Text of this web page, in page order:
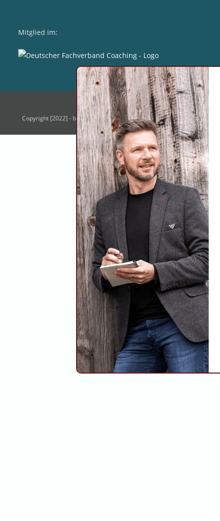
Mitglied im:
Zur Startseite Kontakt
Copyright [2022] - by RN * E-Mail: info@staerkenblick.de * Mobil:
+4915112726939